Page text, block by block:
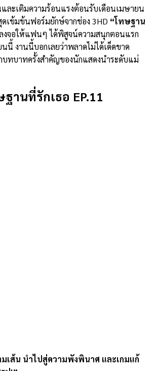
ละเติมความร้อนแรงต้อนรับเดือนเมษายน
ดเข้มข้นฟอร์มยักษ์จากช่อง 3HD “โทษฐาน
จอให้แฟนๆ ได้พิสูจน์ความสนุกตอนแรก
นี้ งานนี้บอกเลยว่าพลาดไม่ได้เด็ดขาด
บทบาทครั้งสำคัญของนักแสดงนำระดับแม่
ฐานที่รักเธอ EP.11
มเส้น นำไปสู่ความพังพินาศ และเกมแก้